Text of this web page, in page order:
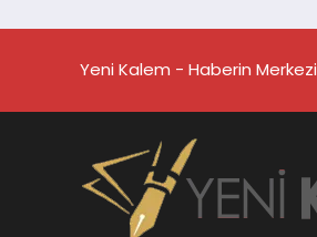
Yeni Kalem - Haberin Merkezi